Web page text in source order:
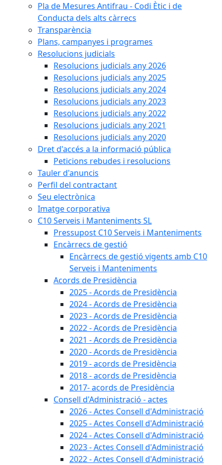
Pla de Mesures Antifrau - Codi Ètic i de
Conducta dels alts càrrecs
Transparència
Plans, campanyes i programes
Resolucions judicials
Resolucions judicials any 2026
Resolucions judicials any 2025
Resolucions judicials any 2024
Resolucions judicials any 2023
Resolucions judicials any 2022
Resolucions judicials any 2021
Resolucions judicials any 2020
Dret d'accés a la informació pública
Peticions rebudes i resolucions
Tauler d'anuncis
Perfil del contractant
Seu electrònica
Imatge corporativa
C10 Serveis i Manteniments SL
Pressupost C10 Serveis i Manteniments
Encàrrecs de gestió
Encàrrecs de gestió vigents amb C10
Serveis i Manteniments
Acords de Presidència
2025 - Acords de Presidència
2024 - Acords de Presidència
2023 - Acords de Presidència
2022 - Acords de Presidència
2021 - Acords de Presidència
2020 - Acords de Presidència
2019 - acords de Presidència
2018 - acords de Presidència
2017- acords de Presidència
Consell d'Administració - actes
2026 - Actes Consell d'Administració
2025 - Actes Consell d'Administració
2024 - Actes Consell d'Administració
2023 - Actes Consell d'Administració
2022 - Actes Consell d'Administració